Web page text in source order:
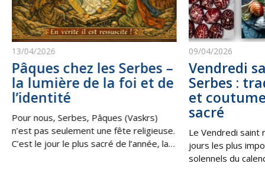
13/04/2026
Pâques chez les Serbes –
la lumière de la foi et de
l’identité
Pour nous, Serbes, Pâques (Vaskrs)
n’est pas seulement une fête religieuse.
C’est le jour le plus sacré de l’année, la
09/04/2026
Vendredi
Serbes :
et
sacré
Le Vendredi saint
jours les plus
solennels du